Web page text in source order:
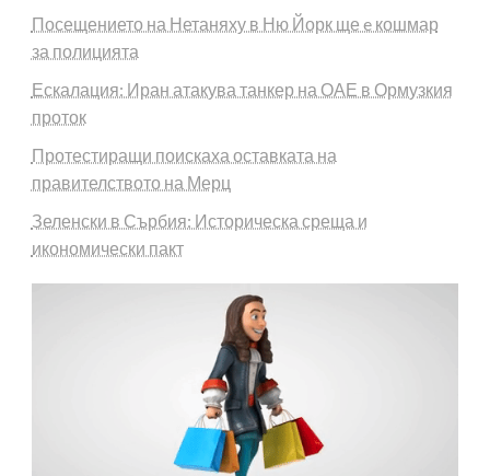
Посещението на Нетаняху в Ню Йорк ще e кошмар
за полицията
Ескалация: Иран атакува танкер на ОАЕ в Ормузкия
проток
Протестиращи поискаха оставката на
правителството на Мерц
Зеленски в Сърбия: Историческа среща и
икономически пакт